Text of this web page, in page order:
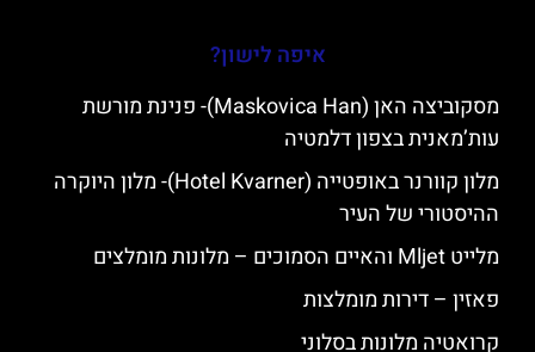
איפה לישון?
מסקוביצה האן (Maskovica Han)- פנינת מורשת
עות’מאנית בצפון דלמטיה
מלון קוורנר באופטייה (Hotel Kvarner)- מלון היוקרה
ההיסטורי של העיר
מלייט Mljet והאיים הסמוכים – מלונות מומלצים
פאזין – דירות מומלצות
קרואטיה מלונות בסלוני